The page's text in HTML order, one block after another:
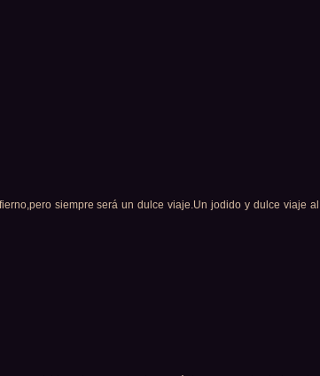
siempre será un dulce viaje.Un jodido y dulce viaje al